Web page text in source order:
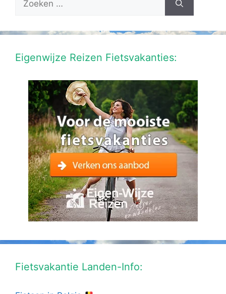
naar:
Eigenwijze Reizen Fietsvakanties:
Fietsvakantie Landen-Info: